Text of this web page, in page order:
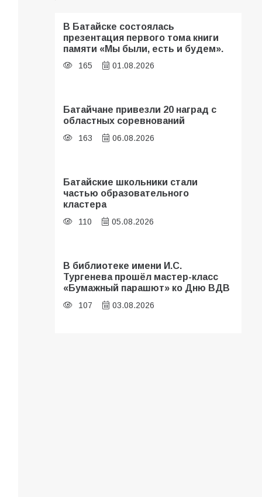
В Батайске состоялась
презентация первого тома книги
памяти «Мы были, есть и будем».
165 01.08.2026
Батайчане привезли 20 наград с
областных соревнований
163 06.08.2026
Батайские школьники стали
частью образовательного
кластера
110 05.08.2026
В библиотеке имени И.С.
Тургенева прошёл мастер-класс
«Бумажный парашют» ко Дню ВДВ
107 03.08.2026